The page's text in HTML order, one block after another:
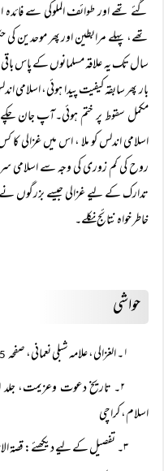
گئے تھے اور طوائف الملوکی سے فائدہ
تھے، پہلے مرابطین اور پھر موحدین
سال تک یہ علاقہ مسلمانوں کے پاس
بار پھر سابقہ کیفیت پیدا ہوئی، اسلامی
مکمل سقوط پر ختم ہوئی۔آپ جان
اسلامی اندلس کو ملا ، اس میں غزالی
روح کی کم زوری کی وجہ سے اسلامی
تدارک کے لیے غزالی جیسے بزرگوں
خاطر خواہ نتائج نکلے۔
حواشی
۱۔ الغزالی، علامہ شبلی نعمانی، صفحہ
اسلام، کراچی
۳۔ تفصیل کے لیے دیکھئے: قصۃ الاندلس، راغب السرجانی، صفحہ